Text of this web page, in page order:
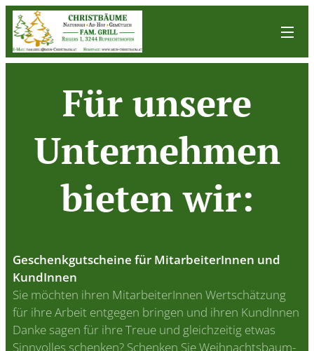
Für unsere
Unternehmen
bieten wir:
Geschenkgutscheine für MitarbeiterInnen und
KundInnen
Sie möchten ihren MitarbeiterInnen Wertschätzung
für ihre Arbeit entgegen bringen und ihren KundInnen
Danke sagen für ihre Treue und gleichzeitig etwas
Sinnvolles schenken? Schenken Sie Weihnachtsbaum-